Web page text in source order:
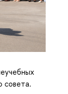
совета.